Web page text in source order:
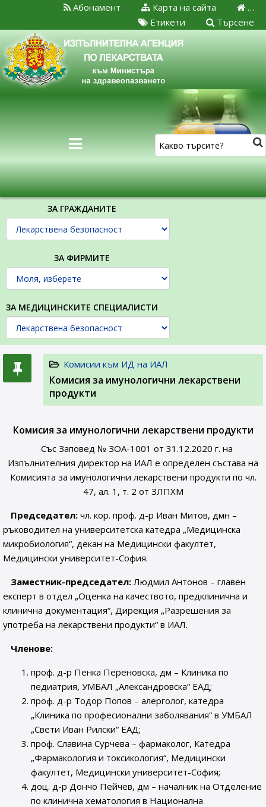
…
Карта на сайта
Абонамент
Търсене
Етикети
ЗА ГРАЖДАНИТЕ
ЗА ФИРМИТЕ
ЗА МЕДИЦИНСКИТЕ СПЕЦИАЛИСТИ
Комисии към ИД на ИАЛ
Комисия за имунологични лекарствени
продукти
Комисия за имунологични лекарствени продукти
Със Заповед № ЗОА-1001 от 31.12.2020 г. на
Изпълнителния директор на ИАЛ е определен състава на
Комисията за имунологични лекарствени продукти по чл.
47, ал. 1, т. 2 от ЗЛПХМ
Председател: чл. кор. проф. д-р Иван Митов, дмн –
ръководител на университетска катедра „Медицинска
микробиология“, декан на Медицински факултет,
Медицински университет-София.
Заместник-председател: Людмил Антонов – главен
експерт в отдел „Оценка на качеството, предклинична и
клинична документация“, Дирекция „Разрешения за
употреба на лекарствени продукти“ в ИАЛ.
Членове:
проф. д-р Пенка Переновска, дм – Клиника по
педиатрия, УМБАЛ „Александровска“ ЕАД;
проф. д-р Тодор Попов – алерголог, катедра
„Клиника по професионални заболявания“ в УМБАЛ
„Свети Иван Рилски“ ЕАД;
проф. Славина Сурчева – фармаколог, Катедра
„Фармакология и токсикология“, Медицински
факултет, Медицински университет-София;
доц. д-р Дончо Пейчев, дм – началник на Отделение
по клинична хематология в Национална